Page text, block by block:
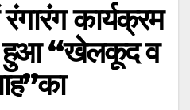
कार्यक्रम
हुआ “खेलकूद व